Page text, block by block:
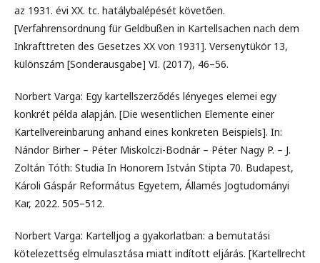
az 1931. évi XX. tc. hatálybalépését követően.
[Verfahrensordnung für Geldbußen in Kartellsachen nach dem
Inkrafttreten des Gesetzes XX von 1931]. Versenytükör 13,
különszám [Sonderausgabe] VI. (2017), 46–56.
Norbert Varga: Egy kartellszerződés lényeges elemei egy
konkrét példa alapján. [Die wesentlichen Elemente einer
Kartellvereinbarung anhand eines konkreten Beispiels]. In:
Nándor Birher – Péter Miskolczi-Bodnár – Péter Nagy P. – J.
Zoltán Tóth: Studia In Honorem István Stipta 70. Budapest,
Károli Gáspár Református Egyetem, Államés Jogtudományi
Kar, 2022. 505–512.
Norbert Varga: Kartelljog a gyakorlatban: a bemutatási
kötelezettség elmulasztása miatt indított eljárás. [Kartellrecht